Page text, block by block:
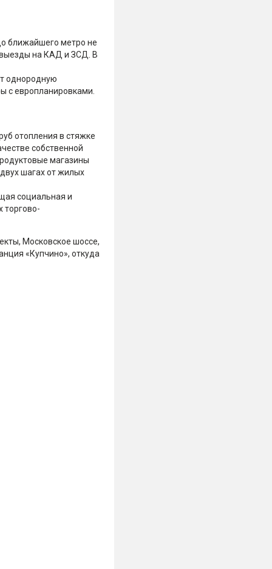
ближайшего метро не
выезды на КАД и ЗСД. В
однородную
с европланировками.
отопления в стяжке
собственной
магазины
шагах от жилых
социальная и
торгово-
Московское шоссе,
«Купчино», откуда